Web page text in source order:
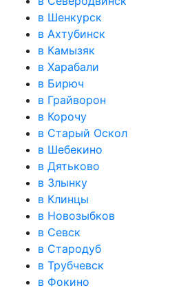
в Шенкурск
в Ахтубинск
в Камызяк
в Харабали
в Бирюч
в Грайворон
в Корочу
в Старый Оскол
в Шебекино
в Дятьково
в Злынку
в Клинцы
в Новозыбков
в Севск
в Стародуб
в Трубчевск
в Фокино